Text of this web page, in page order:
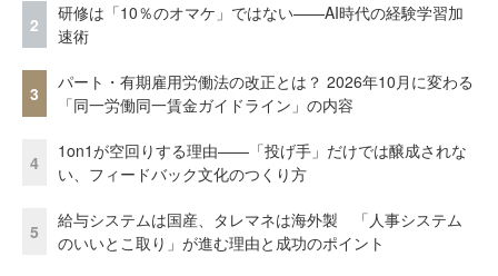
2
研修は「10％のオマケ」ではない——AI時代の経験学習加
速術
3
パート・有期雇用労働法の改正とは？ 2026年10月に変わる
「同一労働同一賃金ガイドライン」の内容
4
1on1が空回りする理由——「投げ手」だけでは醸成されな
い、フィードバック文化のつくり方
5
給与システムは国産、タレマネは海外製 「人事システム
のいいとこ取り」が進む理由と成功のポイント